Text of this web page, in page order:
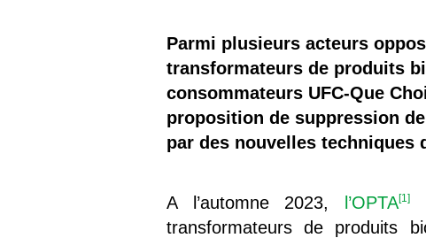
Il y a
Quels
Parmi plusieurs acteurs
transformateurs de produits
consommateurs UFC-Que
proposition de suppression
par des nouvelles techniques
A l’automne 2023, l’OPTA 1
transformateurs de produits